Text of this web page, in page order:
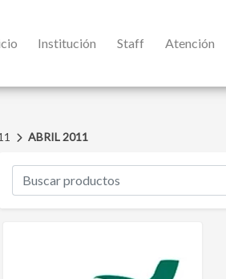
Institución Staff Atención
ABRIL 2011